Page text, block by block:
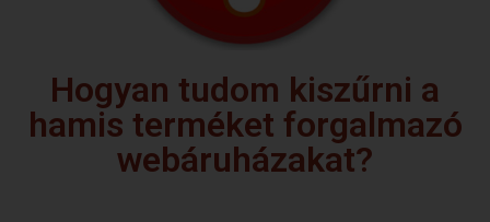
Hogyan tudom kiszűrni a
hamis terméket forgalmazó
webáruházakat?